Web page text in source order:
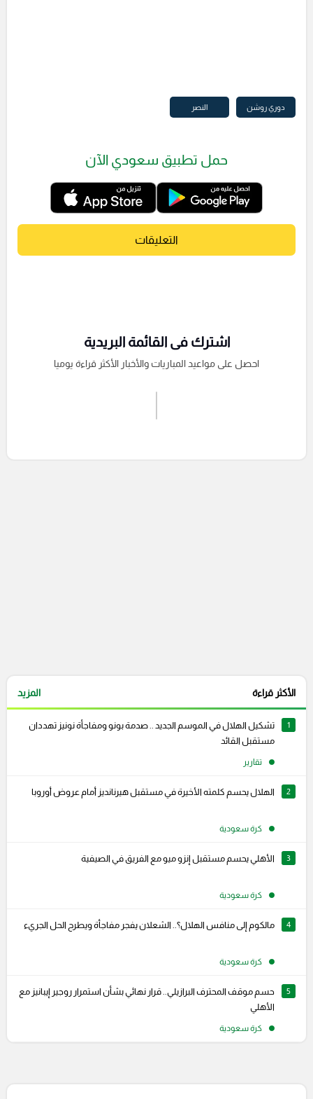
دوري روشن النصر
حمل تطبيق سعودي الآن
التعليقات
اشترك فى القائمة البريدية
احصل على مواعيد المباريات والأخبار الأكثر قراءة يوميا
الأكثر قراءة المزيد
1
تشكيل الهلال في الموسم الجديد .. صدمة بونو ومفاجأة نونيز تهددان
مستقبل القائد
تقارير
2 الهلال يحسم كلمته الأخيرة في مستقبل هيرنانديز أمام عروض أوروبا
كرة سعودية
3 الأهلي يحسم مستقبل إنزو ميو مع الفريق في الصيفية
كرة سعودية
4 مالكوم إلى منافس الهلال؟.. الشعلان يفجر مفاجأة ويطرح الحل الجريء
كرة سعودية
5
حسم موقف المحترف البرازيلي.. قرار نهائي بشأن استمرار روجير إيبانيز مع
الأهلي
كرة سعودية